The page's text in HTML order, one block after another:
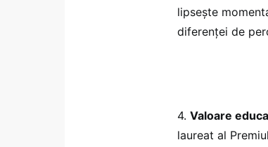
lipseşte
diferenței de
4. Valoare
laureat al